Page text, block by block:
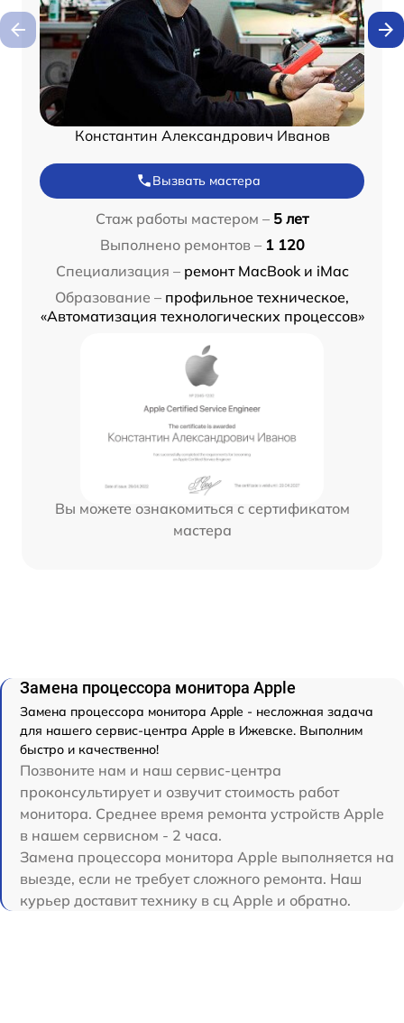
Константин Александрович Иванов
Вызвать мастера
Стаж работы мастером – 5 лет
Выполнено ремонтов – 1 120
Специализация – ремонт MacBook и iMac
Образование – профильное техническое,
«Автоматизация технологических процессов»
Вы можете ознакомиться с сертификатом
мастера
Замена процессора монитора Apple
Замена процессора монитора Apple - несложная задача
для нашего сервис-центра Apple в Ижевске. Выполним
быстро и качественно!
Позвоните нам и наш сервис-центра
проконсультирует и озвучит стоимость работ
монитора. Среднее время ремонта устройств Apple
в нашем сервисном - 2 часа.
Замена процессора монитора Apple выполняется на
выезде, если не требует сложного ремонта. Наш
курьер доставит технику в сц Apple и обратно.